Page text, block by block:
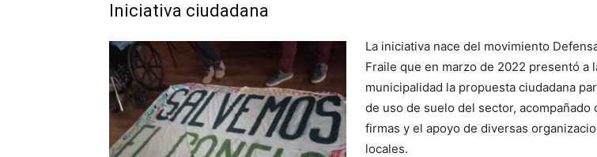
Iniciativa ciudadana
La iniciativa nace del movimiento
Fraile que en marzo de 2022 presentó a
municipalidad la propuesta ciudadana
de uso de suelo del sector, acompañado
firmas y el apoyo de diversas
locales.